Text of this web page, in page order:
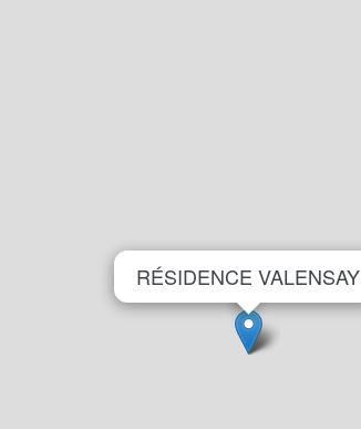
RÉSIDENCE VALENSAY